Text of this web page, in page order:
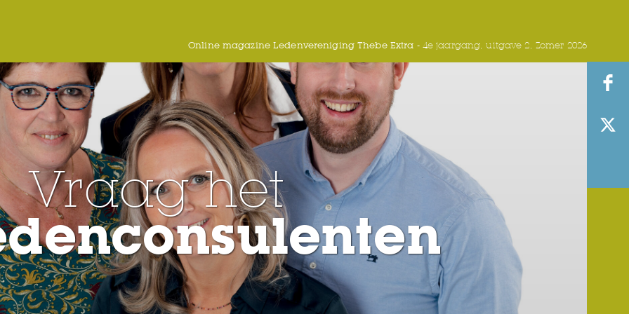
Online magazine Ledenvereniging Thebe Extra - 4e jaargang, uitgave 2, Zomer 2026
Vraag het